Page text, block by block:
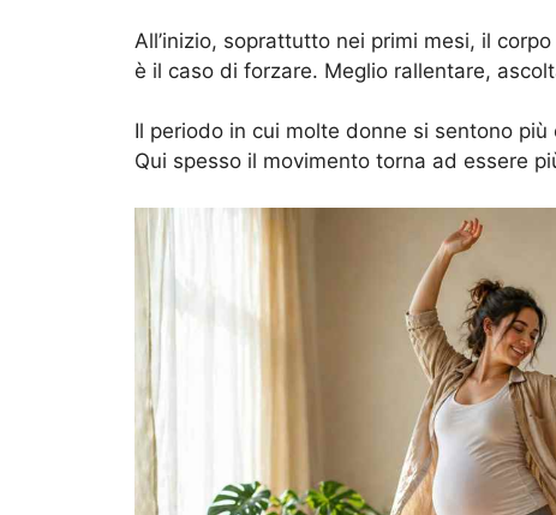
All’inizio, soprattutto nei primi mesi, il
è il caso di forzare. Meglio rallentare,
Il periodo in cui molte donne si sentono
Qui spesso il movimento torna ad essere